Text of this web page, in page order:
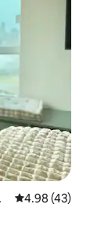
レビュー43
4.98 (43)